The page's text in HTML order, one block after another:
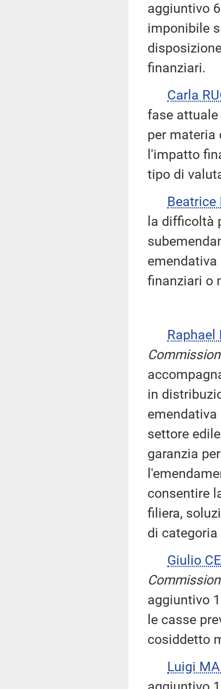
aggiuntivo
imponibile
finanziari.
Carla
fase
per materia
l'impatto
tipo di
Beatrice
la difficoltà
finanziari o
Raphael
in
settore
garanzia
consentire
filiera,
di
Giulio
aggiuntivo
le casse
cosiddetto
Luigi